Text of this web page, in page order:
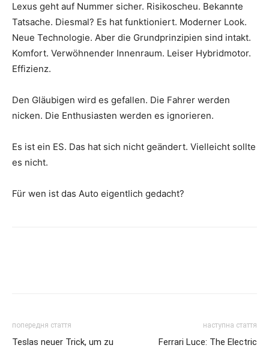
Lexus geht auf Nummer sicher. Risikoscheu. Bekannte
Tatsache. Diesmal? Es hat funktioniert. Moderner Look.
Neue Technologie. Aber die Grundprinzipien sind intakt.
Komfort. Verwöhnender Innenraum. Leiser Hybridmotor.
Effizienz.
Den Gläubigen wird es gefallen. Die Fahrer werden
nicken. Die Enthusiasten werden es ignorieren.
Es ist ein ES. Das hat sich nicht geändert. Vielleicht sollte
es nicht.
Für wen ist das Auto eigentlich gedacht?
попередня стаття
Teslas neuer Trick, um zu
наступна стаття
Ferrari Luce: The Electric